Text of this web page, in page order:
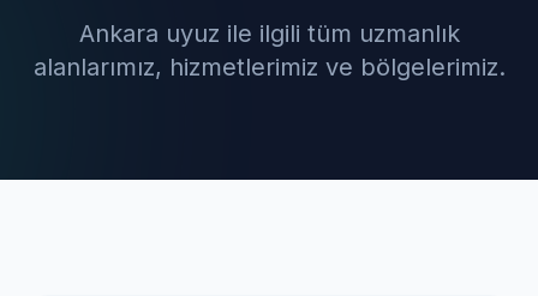
Ankara uyuz ile ilgili tüm uzmanlık
alanlarımız, hizmetlerimiz ve bölgelerimiz.